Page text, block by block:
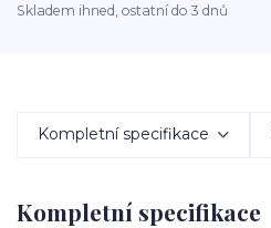
Skladem ihned, ostatní do 3 dnů
Kompletní specifikace
Kompletní specifikace